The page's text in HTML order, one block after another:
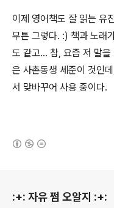
이제 영어책도 잘 읽는 유
무튼 그렇다. :) 책과 노래
도 같고... 참, 요즘 저 말
은 사촌동생 세준이 것인
서 맞바꾸어 사용 중이다.
:+: 자유 쩜 오알지 :+: